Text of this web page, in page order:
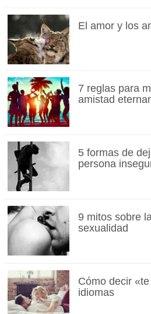
El amor y los
7 reglas para
amistad
5 formas de
persona
9 mitos sobre
sexualidad
Cómo decir
idiomas